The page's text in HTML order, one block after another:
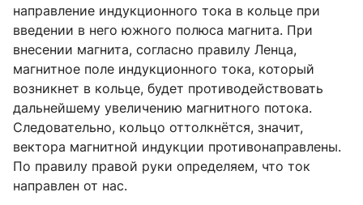
направление индукционного тока в кольце при
введении в него южного полюса магнита. При
внесении магнита, согласно правилу Ленца,
магнитное поле индукционного тока, который
возникнет в кольце, будет противодействовать
дальнейшему увеличению магнитного потока.
Следовательно, кольцо оттолкнётся, значит,
вектора магнитной индукции противонаправлены.
По правилу правой руки определяем, что ток
направлен от нас.